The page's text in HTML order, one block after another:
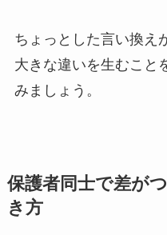
ちょっとした言い換え
大きな違いを生むこと
みましょう。
保護者同士で差が
き方